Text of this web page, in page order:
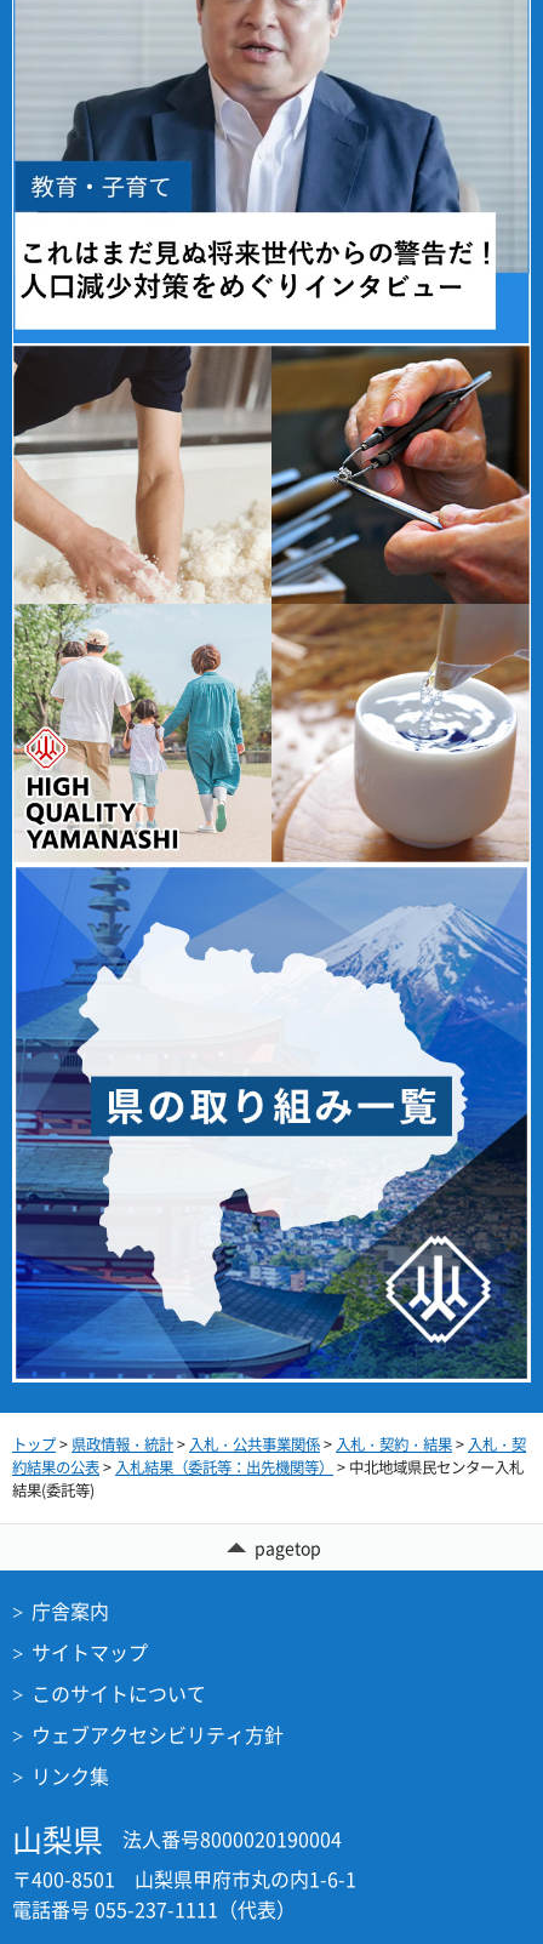
トップ> 県政情報・統計> 入札・公共事業関係> 入札・契約・結果> 入札・契
約結果の公表> 入札結果（委託等：出先機関等）
> 中北地域県民センター入札
結果(委託等)
pagetop
庁舎案内
サイトマップ
このサイトについて
ウェブアクセシビリティ方針
リンク集
山梨県
法人番号8000020190004
〒400-8501 山梨県甲府市丸の内1-6-1
電話番号 055-237-1111（代表）